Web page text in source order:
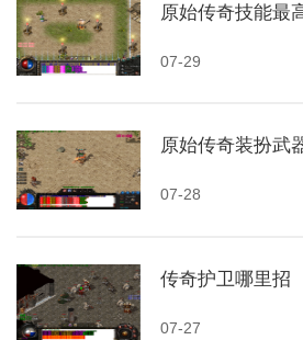
原始传奇技能最
07-29
原始传奇装扮武
07-28
传奇护卫哪里招
07-27